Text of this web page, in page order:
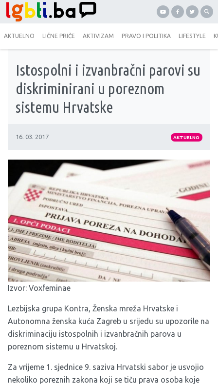
AKTUELNO LIČNE PRIČE AKTIVIZAM PRAVO I POLITIKA LIFESTYLE
Istospolni i izvanbračni parovi su
diskriminirani u poreznom
sistemu Hrvatske
16. 03. 2017 AKTUELNO
Izvor: Voxfeminae
Lezbijska grupa Kontra, Ženska mreža Hrvatske i
Autonomna ženska kuća Zagreb u srijedu su upozorile na
diskriminaciju istospolnih i izvanbračnih parova u
poreznom sistemu u Hrvatskoj.
Za vrijeme 1. sjednice 9. saziva Hrvatski sabor je usvojio
nekoliko poreznih zakona koji se tiču prava osoba koje